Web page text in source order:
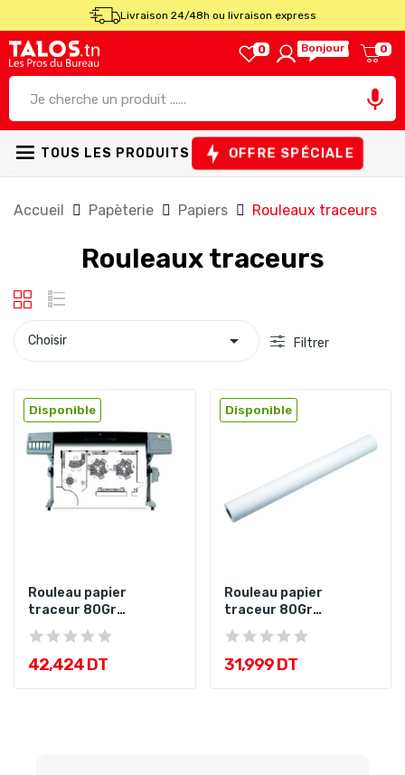
Livraison 24/48h ou livraison express
0 Bonjour ! 0

TOUS LES PRODUITS OFFRE SPÉCIALE
Accueil Papèterie Papiers Rouleaux traceurs
Rouleaux traceurs
Choisir  Filtrer
Disponible
Rouleau papier
traceur 80Gr
914x50mx50mm
42,424 DT
Disponible
Rouleau papier
traceur 80Gr
610x50mx50mm
31,999 DT